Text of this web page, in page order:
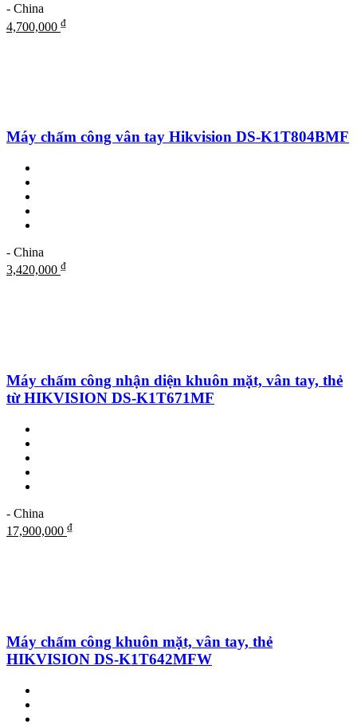
- China
4,700,000 ₫
Máy chấm công vân tay Hikvision DS-K1T804BMF
- China
3,420,000 ₫
Máy chấm công nhận diện khuôn mặt, vân tay, thẻ
từ HIKVISION DS-K1T671MF
- China
17,900,000 ₫
Máy chấm công khuôn mặt, vân tay, thẻ
HIKVISION DS-K1T642MFW